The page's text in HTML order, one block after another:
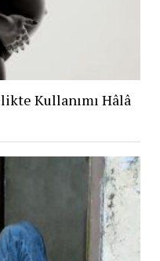
Kullanımı Hâlâ